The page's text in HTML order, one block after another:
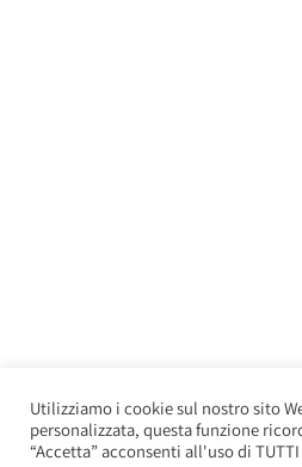
Utilizziamo i cookie sul nostro sito
personalizzata, questa funzione
“Accetta” acconsenti all'uso di